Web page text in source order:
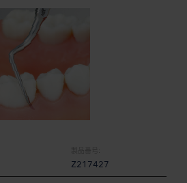
製品番号:
Z217427